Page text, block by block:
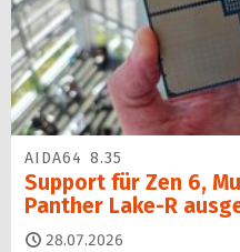
AIDA64 8.35
Support für Zen 6,
Panther Lake-R
28.07.2026